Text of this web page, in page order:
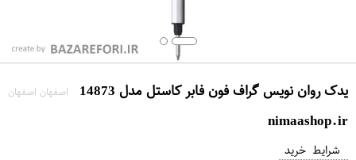
یدک روان نویس گراف فون فابر کاستل مدل 14873 اصفهان اصفهان
nimaashop.ir
شرایط خرید